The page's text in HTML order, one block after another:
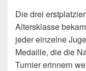
Die drei
Altersklasse
jeder einzelne
Medaille, die die
Turnier erinnern